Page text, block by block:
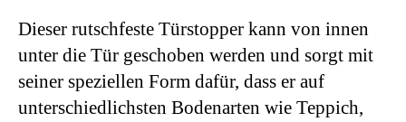
Dieser rutschfeste Türstopper kann von innen
unter die Tür geschoben werden und sorgt mit
seiner speziellen Form dafür, dass er auf
unterschiedlichsten Bodenarten wie Teppich,